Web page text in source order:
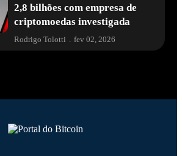
2,8 bilhões com empresa de
criptomoedas investigada
Rodrigo Tolotti fev 02, 2026